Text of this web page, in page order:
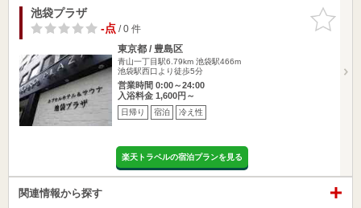
お気に入
りに追加
池袋プラザ
-点/ 0 件
東京都 / 豊島区
青山一丁目駅6.79km 池袋駅466m
池袋駅西口より徒歩5分
営業時間 0:00～24:00
入浴料金 1,600円～
日帰り 宿泊 冷え性
楽天トラベルの宿泊プランを見る
関連情報から探す